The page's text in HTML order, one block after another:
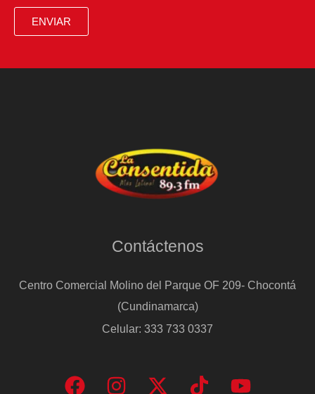
ENVIAR
Contáctenos
Centro Comercial Molino del Parque OF 209- Chocontá
(Cundinamarca)
Celular: 333 733 0337